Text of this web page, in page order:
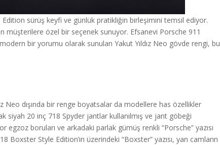
sürüş keyfi ve günlük pratikliğin birleşimini temsil ediyor.
müşterilere özel bir seçenek sunuyor. Efsanevi Porsche 911
bir yorumu olarak sunulan Yakut Yıldız Neo gövde rengi, bu
Neo dışında bir renge boyatsalar da modellere has özellikler
siyah 20 inç 718 Spyder jantlar kullanılmış ve jant göbeği
egzoz boruları ve arkadaki parlak gümüş renkli “Porsche” yazısı
Boxster Style Edition’ın üzerindeki “Boxster” yazısı, yan camların